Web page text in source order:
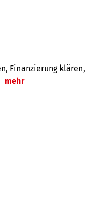
Finanzierung klären,
mehr